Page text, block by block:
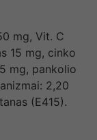
mg, Vit. C
15 mg, cinko
mg, pankolio
2,20
(E415).